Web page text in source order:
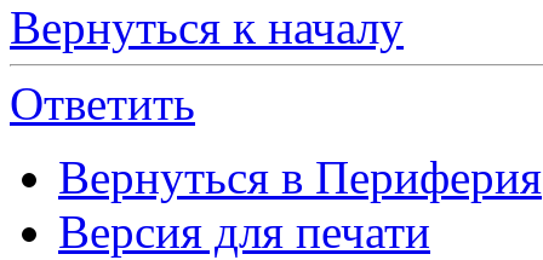
Вернуться к началу
Ответить
Вернуться в Периферия
Версия для печати